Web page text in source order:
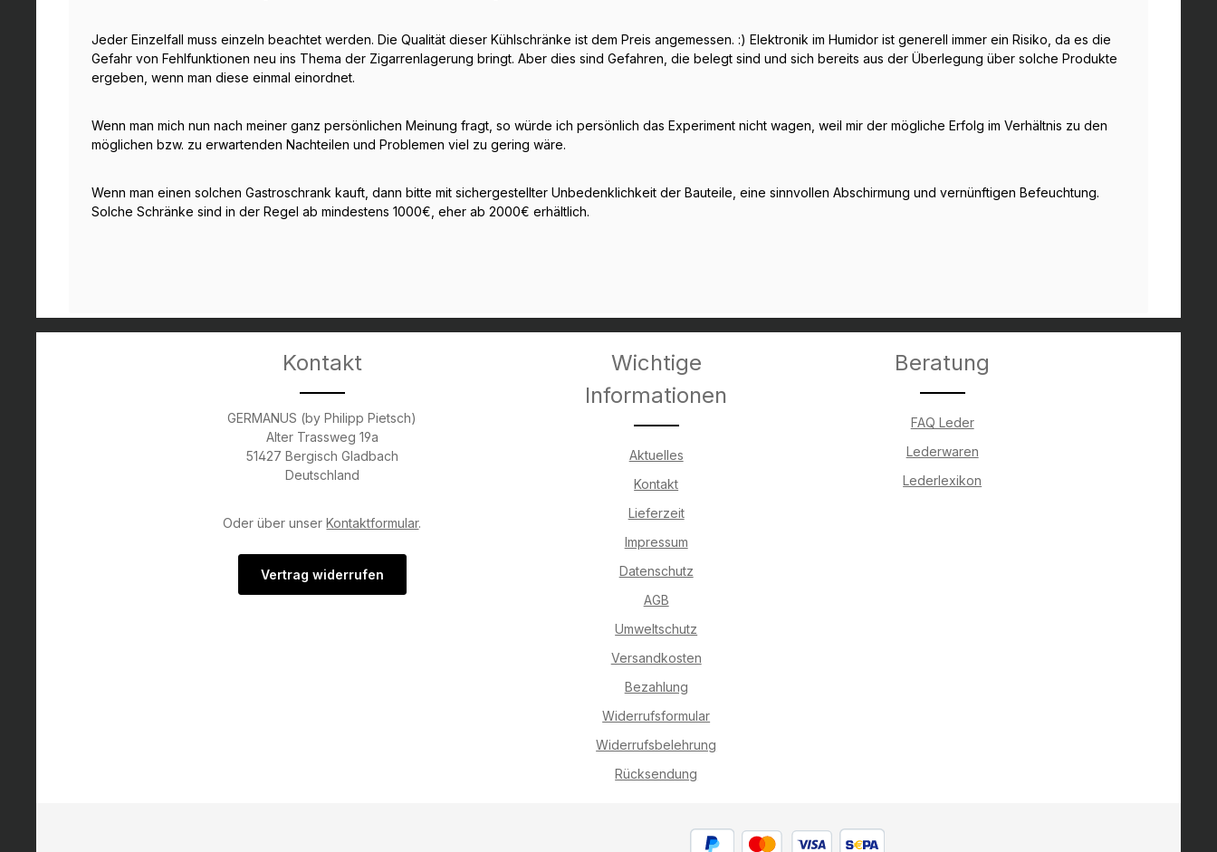
Jeder Einzelfall muss einzeln beachtet werden. Die Qualität dieser Kühlschränke ist dem Preis angemessen. :) Elektronik im Humidor ist generell immer ein Risiko, da es die
Gefahr von Fehlfunktionen neu ins Thema der Zigarrenlagerung bringt. Aber dies sind Gefahren, die belegt sind und sich bereits aus der Überlegung über solche Produkte
ergeben, wenn man diese einmal einordnet.
Wenn man mich nun nach meiner ganz persönlichen Meinung fragt, so würde ich persönlich das Experiment nicht wagen, weil mir der mögliche Erfolg im Verhältnis zu den
möglichen bzw. zu erwartenden Nachteilen und Problemen viel zu gering wäre.
Wenn man einen solchen Gastroschrank kauft, dann bitte mit sichergestellter Unbedenklichkeit der Bauteile, eine sinnvollen Abschirmung und vernünftigen Befeuchtung.
Solche Schränke sind in der Regel ab mindestens 1000€, eher ab 2000€ erhältlich.
Kontakt
GERMANUS (by Philipp Pietsch)
Alter Trassweg 19a
51427 Bergisch Gladbach
Deutschland
Oder über unserKontaktformular.
Vertrag widerrufen
Wichtige
Informationen
Aktuelles
Kontakt
Lieferzeit
Impressum
Datenschutz
AGB
Umweltschutz
Versandkosten
Bezahlung
Widerrufsformular
Widerrufsbelehrung
Rücksendung
Beratung
FAQ Leder
Lederwaren
Lederlexikon